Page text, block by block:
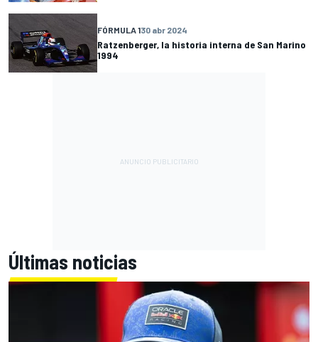
FÓRMULA 130 abr 2024
Ratzenberger, la historia interna de San Marino
1994
Últimas noticias